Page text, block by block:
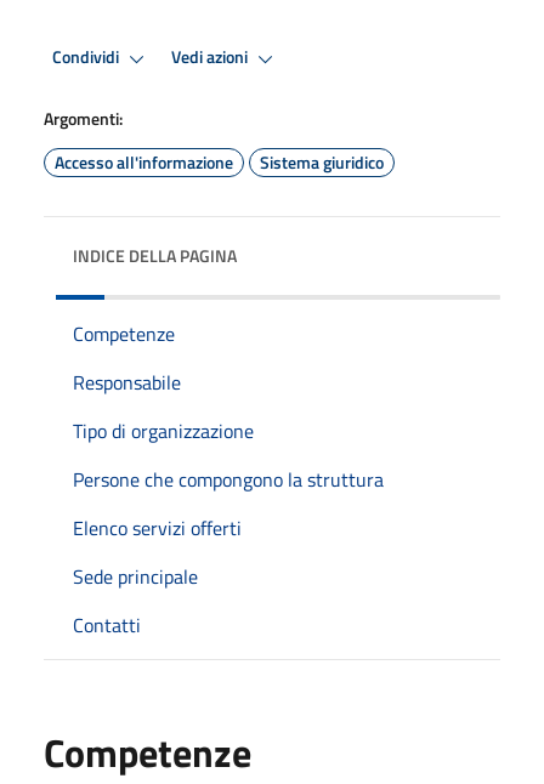
Condividi Vedi azioni
Argomenti:
Accesso all'informazione
Sistema giuridico
INDICE DELLA PAGINA
Competenze
Responsabile
Tipo di organizzazione
Persone che compongono la struttura
Elenco servizi offerti
Sede principale
Contatti
Competenze